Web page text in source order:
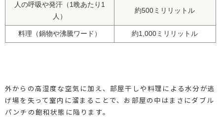
人の呼吸や発汗（1晩あたり1
人）
約500ミリリットル
料理（鍋物や沸騰ワード） 約1,000ミリリットル
外からの高湿度な空気に加え、部屋干しや料理による水分が逃
げ場を失って室内に溜まることで、お部屋の中はまさにダブル
パンチの飽和状態に陥ります。